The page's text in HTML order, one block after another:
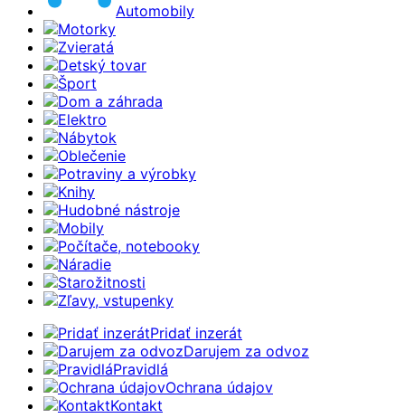
Automobily
Motorky
Zvieratá
Detský tovar
Šport
Dom a záhrada
Elektro
Nábytok
Oblečenie
Potraviny a výrobky
Knihy
Hudobné nástroje
Mobily
Počítače, notebooky
Náradie
Starožitnosti
Zľavy, vstupenky
Pridať inzerát
Darujem za odvoz
Pravidlá
Ochrana údajov
Kontakt